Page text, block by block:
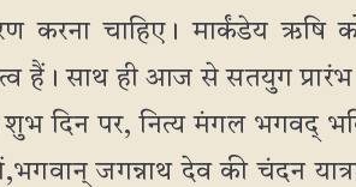
करना चाहिए। मार्कंडेय ऋषि
हैं। साथ ही आज से सतयुग प्रारंभ
दिन पर, नित्य मंगल भगवद्
जगन्नाथ देव की चंदन